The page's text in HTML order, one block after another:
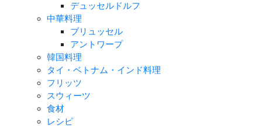
デュッセルドルフ
中華料理
ブリュッセル
アントワープ
韓国料理
タイ・ベトナム・インド料理
フリッツ
スウィーツ
食材
レシピ